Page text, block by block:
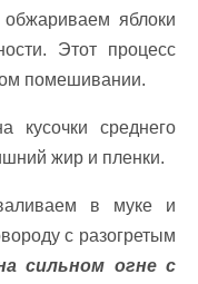
обжариваем яблоки
Этот процесс
помешивании.
кусочки среднего
жир и пленки.
в муке и
с разогретым
сильном огне с